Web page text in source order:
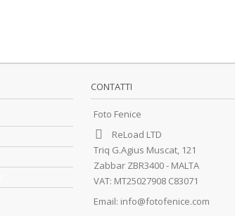
CONTATTI
Foto Fenice
ReLoad LTD
Triq G.Agius Muscat, 121
Zabbar ZBR3400 - MALTA
VAT: MT25027908 C83071
Email: info@fotofenice.com